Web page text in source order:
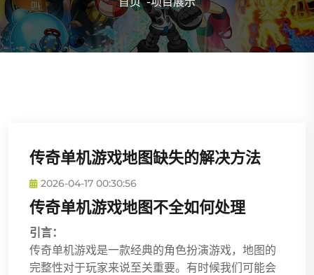
传奇单机游戏地图缺失的解决方法
2026-04-17 00:30:56
传奇单机游戏地图不全如何处理
引言：
传奇单机游戏是一款经典的角色扮演游戏，地图的
完整性对于玩家来说至关重要。有时候我们可能会